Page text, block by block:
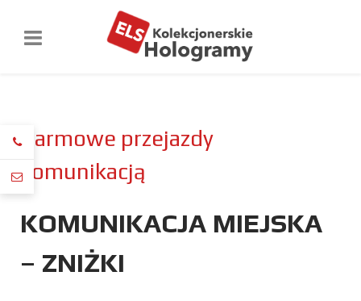
Darmowe przejazdy
komunikacją
KOMUNIKACJA MIEJSKA
– ZNIŻKI